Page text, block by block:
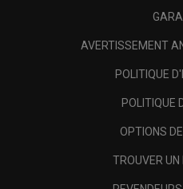
AVERTISSEMENT
POLITIQUE
POLITIQUE
OPTIONS
TROUVER